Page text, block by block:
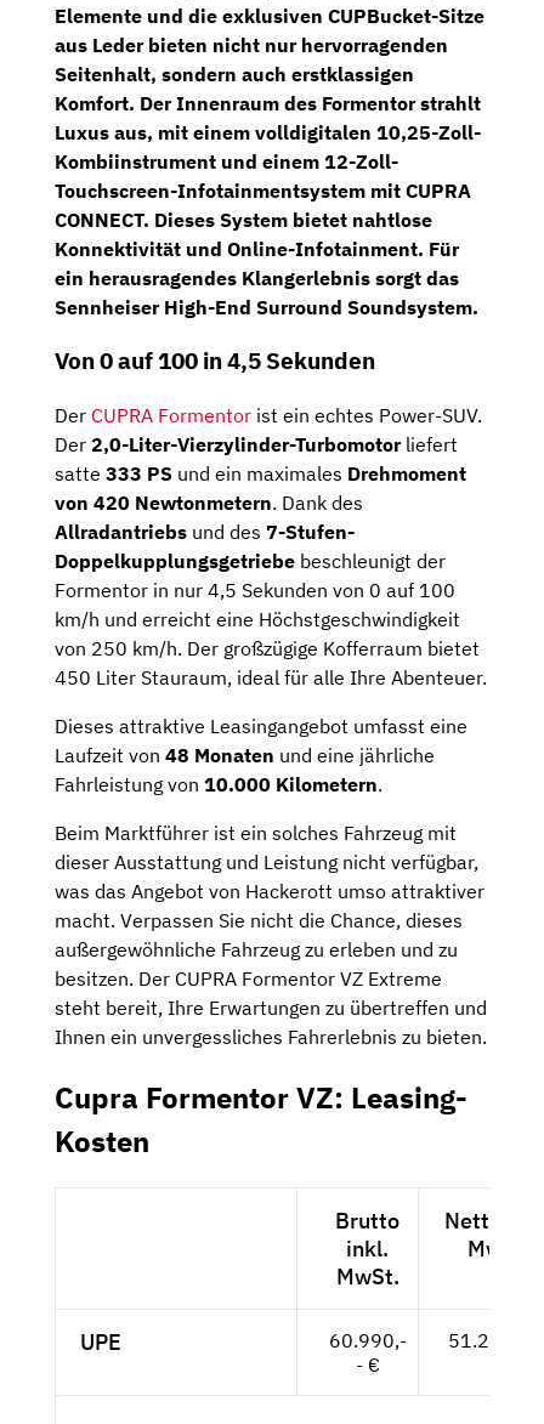
Elemente und die exklusiven CUPBucket-Sitze
aus Leder bieten nicht nur hervorragenden
Seitenhalt, sondern auch erstklassigen
Komfort. Der Innenraum des Formentor strahlt
Luxus aus, mit einem volldigitalen 10,25-Zoll-
Kombiinstrument und einem 12-Zoll-
Touchscreen-Infotainmentsystem mit CUPRA
CONNECT. Dieses System bietet nahtlose
Konnektivität und Online-Infotainment. Für
ein herausragendes Klangerlebnis sorgt das
Sennheiser High-End Surround Soundsystem.
Von 0 auf 100 in 4,5 Sekunden
Der CUPRA Formentor ist ein echtes Power-SUV.
Der 2,0-Liter-Vierzylinder-Turbomotorliefert
satte 333 PS und ein maximales Drehmoment
von 420 Newtonmetern. Dank des
Allradantriebs und des 7-Stufen-
Doppelkupplungsgetriebe beschleunigt der
Formentor in nur 4,5 Sekunden von 0 auf 100
km/h und erreicht eine Höchstgeschwindigkeit
von 250 km/h. Der großzügige Kofferraum bietet
450 Liter Stauraum, ideal für alle Ihre Abenteuer.
Dieses attraktive Leasingangebot umfasst eine
Laufzeit von 48 Monaten und eine jährliche
Fahrleistung von 10.000 Kilometern.
Beim Marktführer ist ein solches Fahrzeug mit
dieser Ausstattung und Leistung nicht verfügbar,
was das Angebot von Hackerott umso attraktiver
macht. Verpassen Sie nicht die Chance, dieses
außergewöhnliche Fahrzeug zu erleben und zu
besitzen. Der CUPRA Formentor VZ Extreme
steht bereit, Ihre Erwartungen zu übertreffen und
Ihnen ein unvergessliches Fahrerlebnis zu bieten.
Cupra Formentor VZ: Leasing-
Kosten
Brutto
inkl.
MwSt.
Netto
MwSt.
UPE
60.990,-
- €
51.252,--